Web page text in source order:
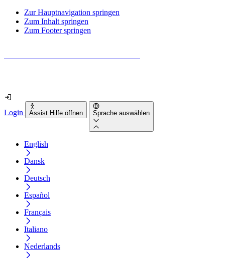
Zur Hauptnavigation springen
Zum Inhalt springen
Zum Footer springen
Login Assist Hilfe öffnen Sprache auswählen
English
Dansk
Deutsch
Español
Français
Italiano
Nederlands